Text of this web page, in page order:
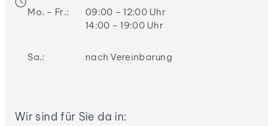
Mo. – Fr.:
09:00 – 12:00 Uhr
14:00 – 19:00 Uhr
Sa.: nach Vereinbarung
Wir sind für Sie da in: